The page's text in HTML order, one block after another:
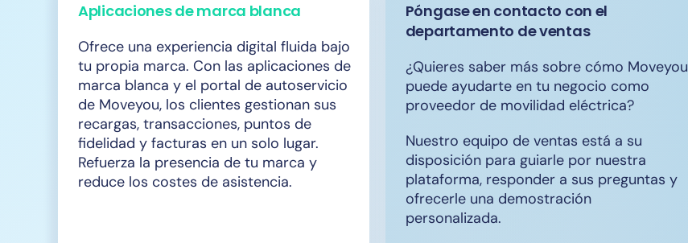
Aplicaciones de marca blanca
Ofrece una experiencia digital fluida bajo
tu propia marca. Con las aplicaciones de
marca blanca y el portal de autoservicio
de Moveyou, los clientes gestionan sus
recargas, transacciones, puntos de
fidelidad y facturas en un solo lugar.
Refuerza la presencia de tu marca y
reduce los costes de asistencia.
Póngase en contacto con el
departamento de ventas
¿Quieres saber más sobre cómo Moveyou
puede ayudarte en tu negocio como
proveedor de movilidad eléctrica?
Nuestro equipo de ventas está a su
disposición para guiarle por nuestra
plataforma, responder a sus preguntas y
ofrecerle una demostración
personalizada.